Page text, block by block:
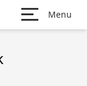
Menu